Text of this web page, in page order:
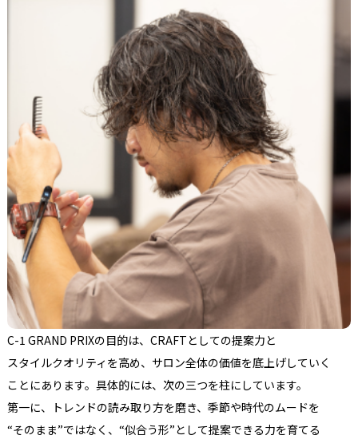
C-1 GRAND PRIXの目的は、 CRAFTと しての提案力と
スタイルクオリティを高め、 サロン全体の価値を底上げしていく
ことにあります。 具体的には、 次の三つを柱に しています。
第一に、
トレンドの読み取り方を磨き、 季節や時代のムードを
“そのまま”ではなく、 “似合う形”と して提案できる力を育てる